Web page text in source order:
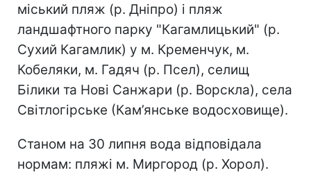
міський пляж (р. Дніпро) і пляж
ландшафтного парку "Кагамлицький" (р.
Сухий Кагамлик) у м. Кременчук, м.
Кобеляки, м. Гадяч (р. Псел), селищ
Білики та Нові Санжари (р. Ворскла), села
Світлогірське (Кам’янське водосховище).
Станом на 30 липня вода відповідала
нормам: пляжі м. Миргород (р. Хорол).